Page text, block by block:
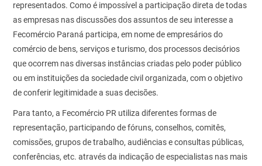
representados. Como é impossível a participação direta de todas
as empresas nas discussões dos assuntos de seu interesse a
Fecomércio Paraná participa, em nome de empresários do
comércio de bens, serviços e turismo, dos processos decisórios
que ocorrem nas diversas instâncias criadas pelo poder público
ou em instituições da sociedade civil organizada, com o objetivo
de conferir legitimidade a suas decisões.
Para tanto, a Fecomércio PR utiliza diferentes formas de
representação, participando de fóruns, conselhos, comitês,
comissões, grupos de trabalho, audiências e consultas públicas,
conferências, etc. através da indicação de especialistas nas mais